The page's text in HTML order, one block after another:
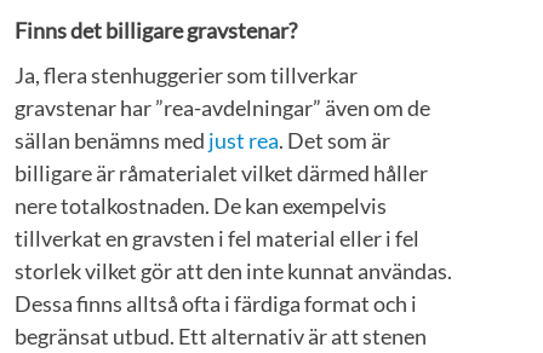
Finns det billigare gravstenar?
Ja, flera stenhuggerier som tillverkar
gravstenar har ”rea-avdelningar” även om de
sällan benämns med just rea. Det som är
billigare är råmaterialet vilket därmed håller
nere totalkostnaden. De kan exempelvis
tillverkat en gravsten i fel material eller i fel
storlek vilket gör att den inte kunnat användas.
Dessa finns alltså ofta i färdiga format och i
begränsat utbud. Ett alternativ är att stenen